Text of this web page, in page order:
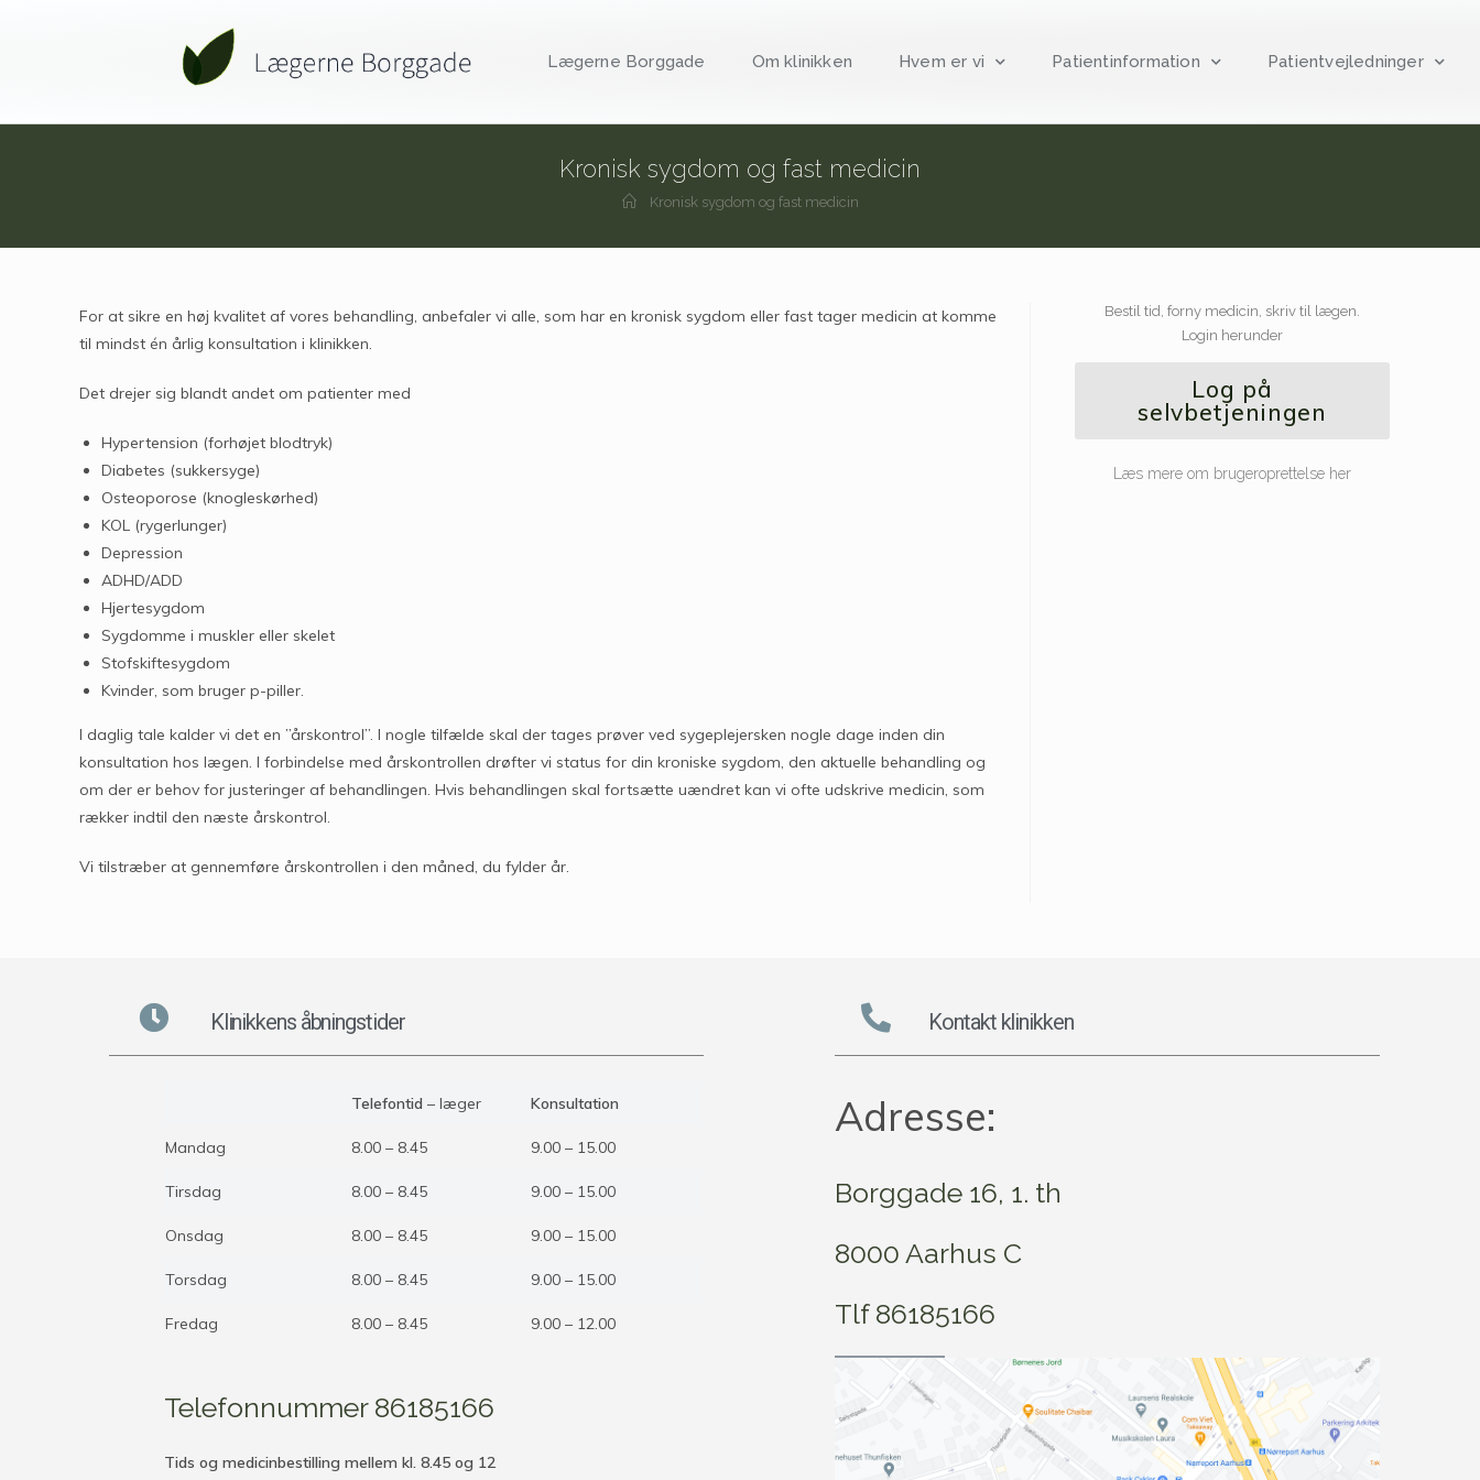
Lægerne Borggade Om klinikken Hvem er vi Patientinformation Patientvejledninger
Kronisk sygdom og fast medicin
Kronisk sygdom og fast medicin
For at sikre en høj kvalitet af vores behandling, anbefaler vi alle, som har en kronisk sygdom eller fast tager medicin at komme
til mindst én årlig konsultation i klinikken.
Det drejer sig blandt andet om patienter med
Hypertension (forhøjet blodtryk)
Diabetes (sukkersyge)
Osteoporose (knogleskørhed)
KOL (rygerlunger)
Depression
ADHD/ADD
Hjertesygdom
Sygdomme i muskler eller skelet
Stofskiftesygdom
Kvinder, som bruger p-piller.
I daglig tale kalder vi det en ”årskontrol”. I nogle tilfælde skal der tages prøver ved sygeplejersken nogle dage inden din
konsultation hos lægen. I forbindelse med årskontrollen drøfter vi status for din kroniske sygdom, den aktuelle behandling og
om der er behov for justeringer af behandlingen. Hvis behandlingen skal fortsætte uændret kan vi ofte udskrive medicin, som
rækker indtil den næste årskontrol.
Vi tilstræber at gennemføre årskontrollen i den måned, du fylder år.
Bestil tid, forny medicin, skriv til lægen.
Login herunder
Log på
selvbetjeningen
Læs mere om brugeroprettelse her
Klinikkens åbningstider
Telefontid – læger Konsultation
Mandag 8.00 – 8.45 9.00 – 15.00
Tirsdag 8.00 – 8.45 9.00 – 15.00
Onsdag 8.00 – 8.45 9.00 – 15.00
Torsdag 8.00 – 8.45 9.00 – 15.00
Fredag 8.00 – 8.45 9.00 – 12.00
Telefonnummer 86185166
Tids og medicinbestilling mellem kl. 8.45 og 12
Kontakt klinikken
Adresse:
Borggade 16, 1. th
8000 Aarhus C
Tlf 86185166